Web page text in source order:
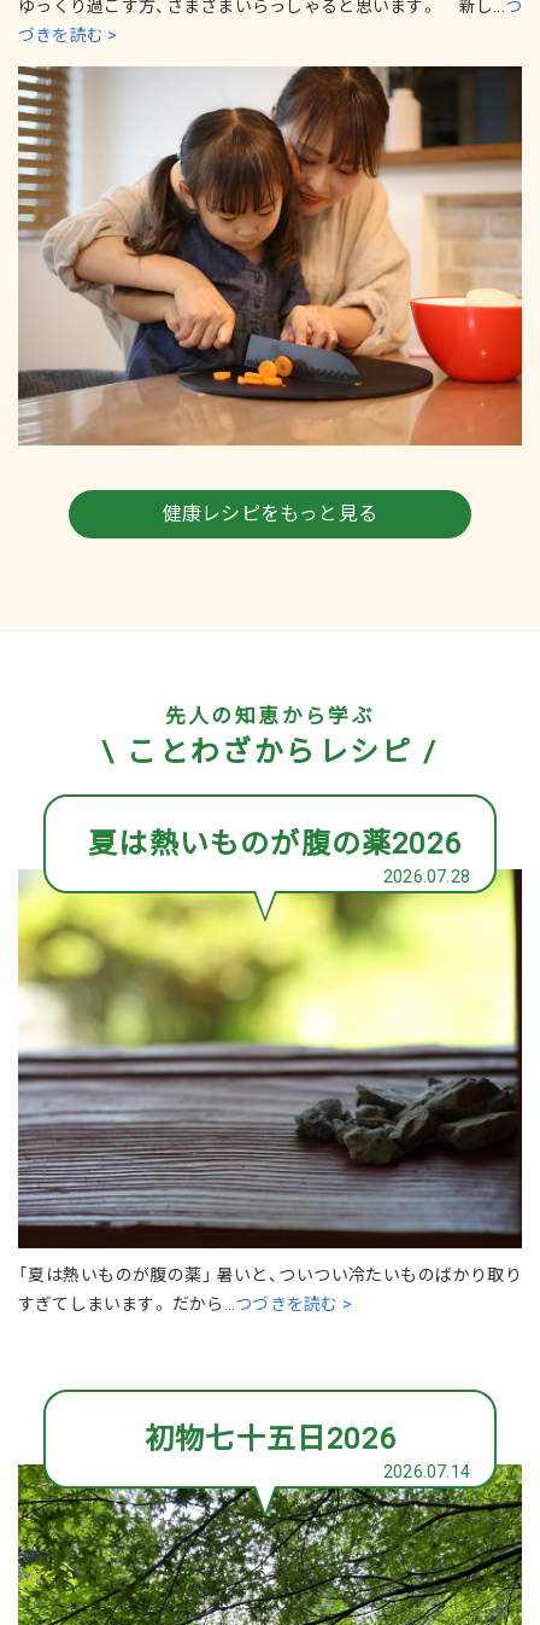
ゆっくり過ごす方、さまざまいらっしゃると思います。 新し... つ
づきを読む >
健康レシピをもっと見る
先人の知恵から学ぶ
\ ことわざからレシピ /
夏は熱いものが腹の薬2026
2026.07.28
「夏は熱いものが腹の薬」 暑いと、ついつい冷たいものばかり取り
すぎてしまいます。 だから... つづきを読む >
初物七十五日2026
2026.07.14